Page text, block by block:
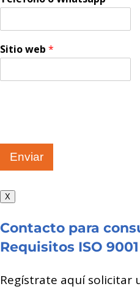
Sitio web *
Enviar
X
Contacto para
Requisitos ISO 9001
Regístrate aquí solicitar